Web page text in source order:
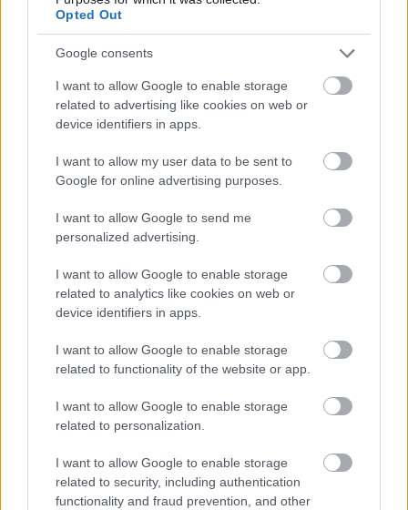
Opted Out
Google consents
I want to allow Google to enable storage
related to advertising like cookies on web or
device identifiers in apps.
I want to allow my user data to be sent to
Google for online advertising purposes.
I want to allow Google to send me
personalized advertising.
I want to allow Google to enable storage
related to analytics like cookies on web or
device identifiers in apps.
I want to allow Google to enable storage
related to functionality of the website or app.
I want to allow Google to enable storage
related to personalization.
I want to allow Google to enable storage
related to security, including authentication
functionality and fraud prevention, and other
Az ILL lett a State of Play legfelkavaróbb része,
pedig ebben a műsorban nem spóroltak a
vérrel.
Unmute Loaded
21.86%
A State of Play egyik legmegosztóbb és egyben
legfelkavaróbb szereplője kétségtelenül az
Mundfish Powerhouse és a Team Clout új előzetese
olyan mennyiségű brutalitást, testhorrort és véres
jelenetet vonultat fel, hogy a játék már most az egyik
legbrutálisabb játéknak tűnik, amit valaha láttam.
A fejlesztők ezúttal is betekintést engedtek
és nyomasztó világába , ahol groteszk szörnyek és
mindenféle mutánsok támadnak ránk, de ha esetleg nem
válogatott módokon, már-már túlzó valósághűséggel
tudjuk felkoncolni.